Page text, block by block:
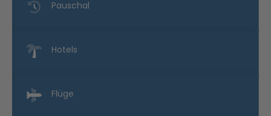
Pauschal
Hotels
Flüge